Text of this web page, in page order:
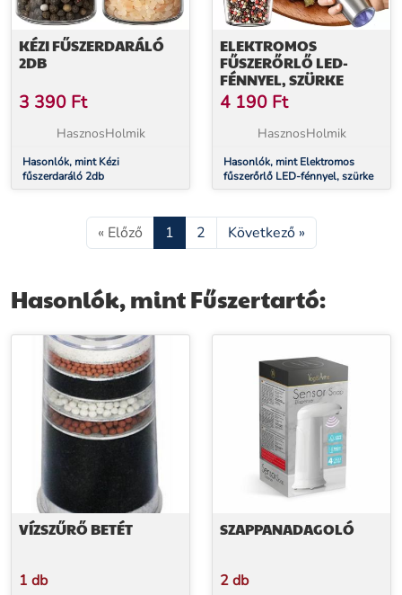
KÉZI FŰSZERDARÁLÓ
2DB
3 390 Ft
HasznosHolmik
Hasonlók, mint Kézi
fűszerdaráló 2db
ELEKTROMOS
FŰSZERŐRLŐ LED-
FÉNNYEL, SZÜRKE
4 190 Ft
HasznosHolmik
Hasonlók, mint Elektromos
fűszerőrlő LED-fénnyel, szürke
« Előző 1 2 Következő »
Hasonlók, mint Fűszertartó:
VÍZSZŰRŐ BETÉT
1 db
SZAPPANADAGOLÓ
2 db